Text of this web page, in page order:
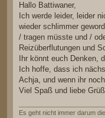
Hallo Battiwaner,
Ich werde leider, leider
wieder schlimmer
/ tragen müsste und /
Reizüberflutungen und
Ihr könnt euch Denken,
Ich hoffe, dass ich
Achja, und wenn ihr
Viel Spaß und liebe
Es geht nicht immer darum